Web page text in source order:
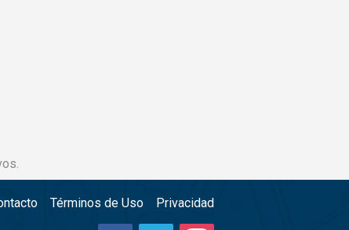
Términos de Uso Privacidad